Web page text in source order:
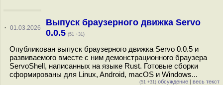
· 01.03.2026
Выпуск браузерного движка Servo
0.0.5 (51 +31)
Опубликован выпуск браузерного движка Servo 0.0.5 и
развиваемого вместе с ним демонстрационного браузера
ServoShell, написанных на языке Rust. Готовые сборки
сформированы для Linux, Android, macOS и Windows...
(51 +31) обсуждение | весь текст